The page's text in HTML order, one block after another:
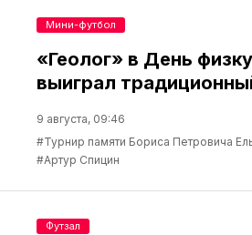
«Геолог» в День
выиграл
9 августа, 09:46
#Турнир памяти Бориса Петровича
#Артур Спицин
Мини-футбол
Футзал